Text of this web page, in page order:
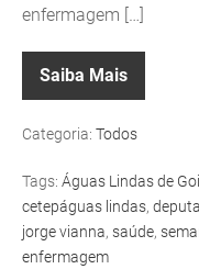
enfermagem […]
Saiba Mais
Categoria: Todos
Tags: Águas Lindas de
cetepáguas lindas,
jorge vianna, saúde,
enfermagem